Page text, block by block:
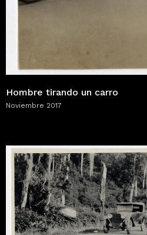
Hombre tirando un carro
Noviembre 2017